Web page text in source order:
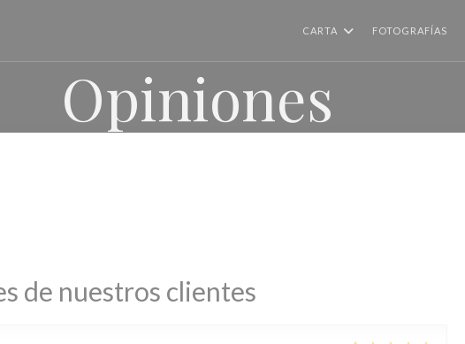
CARTA FOTOGRAFÍAS
Opiniones
de nuestros clientes